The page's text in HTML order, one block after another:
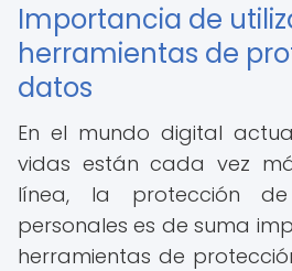
Importancia de
herramientas de
datos
En el mundo digital
vidas están cada vez
línea, la protección
personales es de suma
herramientas de